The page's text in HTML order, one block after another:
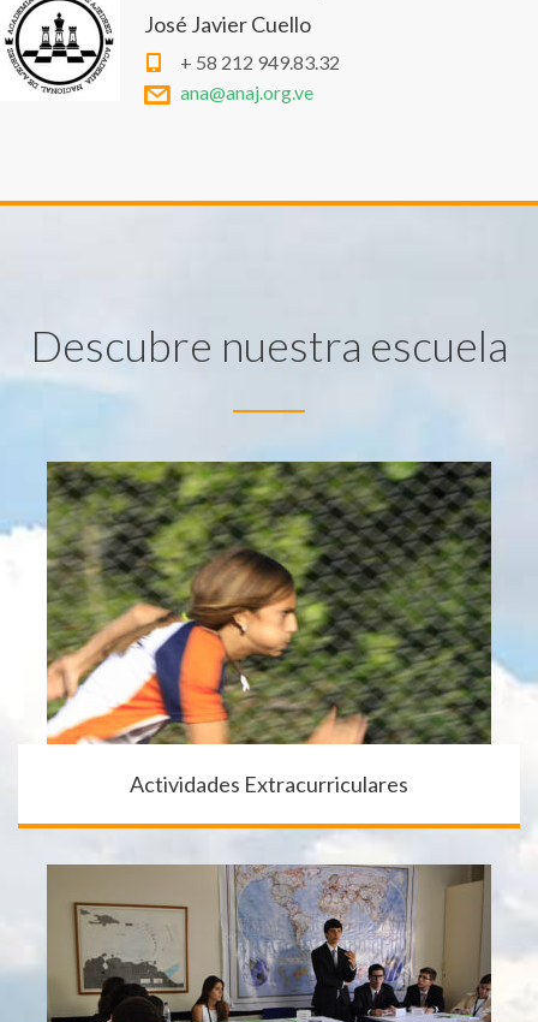
José Javier Cuello
+ 58 212 949.83.32
ana@anaj.org.ve
Descubre nuestra escuela
Actividades Extracurriculares